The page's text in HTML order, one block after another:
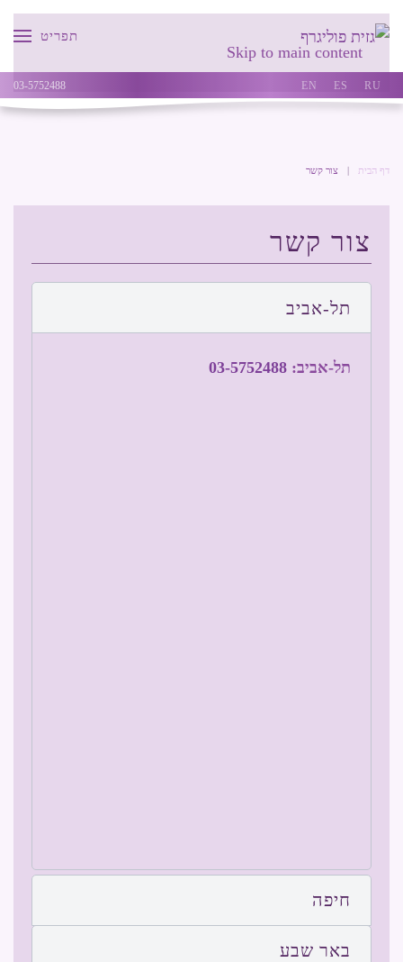
Skip to main content
תפריט
RU
ES
EN
03-5752488
דף הבית צור קשר
צור קשר
תל-אביב
תל-אביב:03-5752488
חיפה
באר שבע